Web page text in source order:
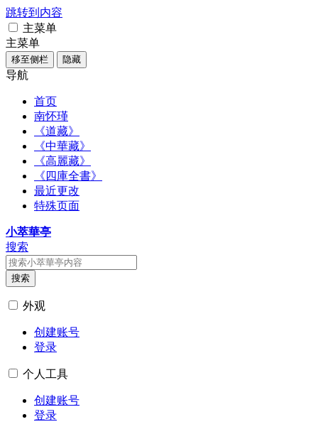
跳转到内容
主菜单
主菜单
移至侧栏 隐藏
导航
首页
南怀瑾
《道藏》
《中華藏》
《高麗藏》
《四庫全書》
最近更改
特殊页面
小萃華亭
搜索
搜索
外观
创建账号
登录
个人工具
创建账号
登录